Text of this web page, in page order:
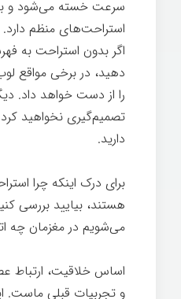
سرعت خسته می‌شود و
استراحت‌های منظم
اگر بدون استراحت به
دهید، در برخی مواقع
را از دست خواهد داد.
تصمیم‌گیری نخواهید
دارید.
برای درک اینکه چرا
هستند، بیایید بررسی
می‌شویم در مغزمان چه
اساس خلاقیت، ارتباط
و تجربیات قبلی ماست.